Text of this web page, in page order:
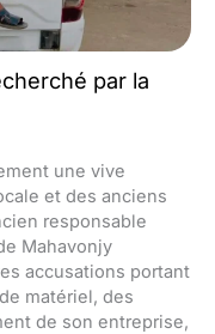
par la
une vive
et des anciens
responsable
Mahavonjy
accusations portant
matériel, des
de son entreprise,